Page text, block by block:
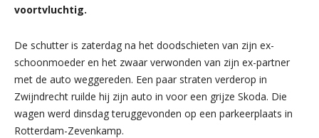
voortvluchtig.
De schutter is zaterdag na het doodschieten van zijn ex-
schoonmoeder en het zwaar verwonden van zijn ex-partner
met de auto weggereden. Een paar straten verderop in
Zwijndrecht ruilde hij zijn auto in voor een grijze Skoda. Die
wagen werd dinsdag teruggevonden op een parkeerplaats in
Rotterdam-Zevenkamp.